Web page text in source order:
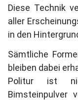
Diese Technik
aller
in den
Sämtliche
bleiben dabei
Politur ist
Bimsteinpulver